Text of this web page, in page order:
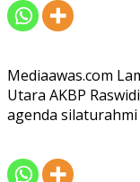
Mediaawas.com
Utara AKBP
agenda